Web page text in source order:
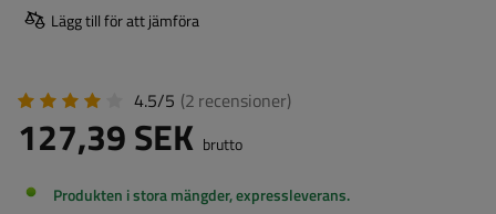
Lägg till för att jämföra
4.5/5 (2 recensioner)
127,39 SEK brutto
Produkten i stora mängder, expressleverans